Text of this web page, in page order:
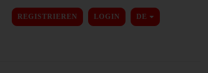
REGISTRIEREN LOGIN DE
SPRACHE